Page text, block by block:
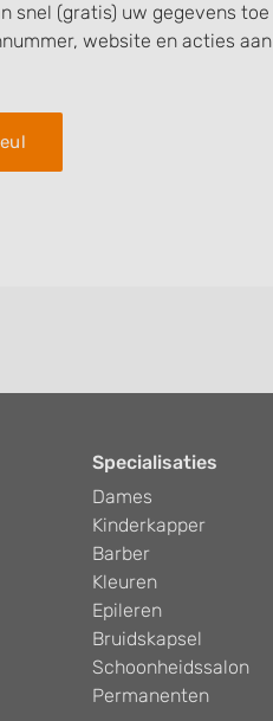
snel (gratis) uw gegevens toe
website en acties aan
Specialisaties
Dames
Kinderkapper
Barber
Kleuren
Epileren
Bruidskapsel
Schoonheidssalon
Permanenten